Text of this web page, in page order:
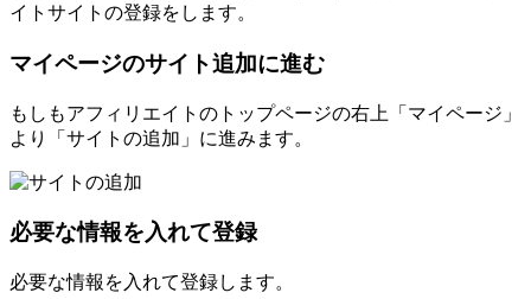
イトサイトの登録をします。
マイページのサイト追加に進む
もしもアフィリエイトのトップページの右上「マイページ」
より「サイトの追加」に進みます。
必要な情報を入れて登録
必要な情報を入れて登録します。